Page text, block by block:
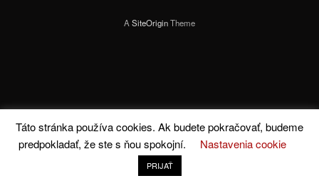
ASiteOriginTheme
Táto stránka používa cookies. Ak budete pokračovať, budeme
predpokladať, že ste s ňou spokojní.
Nastavenia cookie
PRIJAŤ